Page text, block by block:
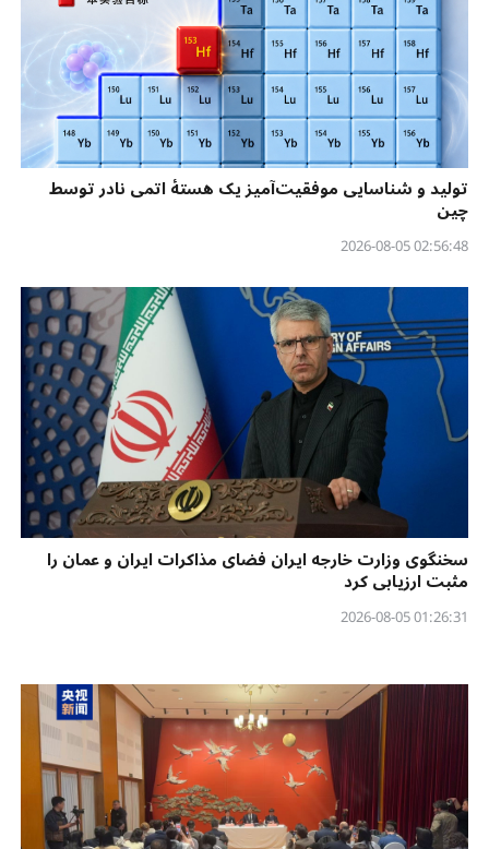
تولید و شناسایی موفقیت‌آمیز یک هستهٔ اتمی نادر توسط
چین
02:56:48 2026-08-05
سخنگوی وزارت خارجه ایران فضای مذاکرات ایران و عمان را
مثبت ارزیابی کرد
01:26:31 2026-08-05